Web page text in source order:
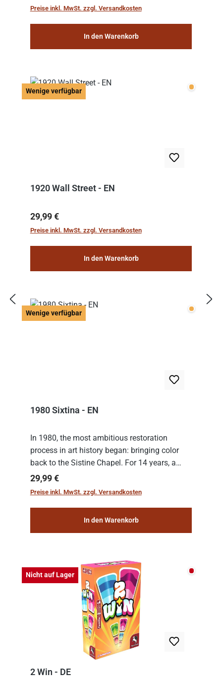
work: “Le Voyage dans la Lune” (“A Trip to...
Preise inkl. MwSt. zzgl. Versandkosten
In den Warenkorb
Wenige verfügbar Wenige
1920 Wall Street - EN
Regulärer Preis:
29,99 €
Preise inkl. MwSt. zzgl. Versandkosten
In den Warenkorb
Wenige verfügbar Wenige
1980 Sixtina - EN
In 1980, the most ambitious restoration
process in art history began: bringing color
back to the Sistine Chapel. For 14 years, a
team of experts from the Vatican undertook
the meticulous job of cleaning and
Regulärer Preis:
29,99 €
Preise inkl. MwSt. zzgl. Versandkosten
In den Warenkorb
Nicht auf Lager Nicht
2 Win - DE